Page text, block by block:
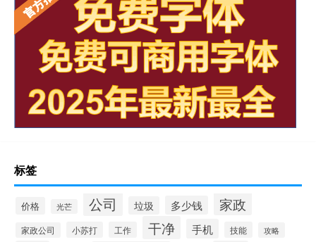
标签
价格 光芒 公司 垃圾 多少钱 家政
家政公司 小苏打 工作 干净 手机 技能 攻略